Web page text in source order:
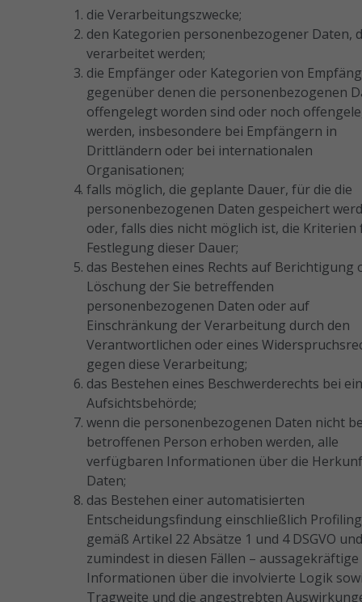
die Verarbeitungszwecke;
den Kategorien personenbezogener Daten,
verarbeitet werden;
die Empfänger oder Kategorien von
gegenüber denen die personenbezogenen
offengelegt worden sind oder noch
werden, insbesondere bei Empfängern in
Drittländern oder bei internationalen
Organisationen;
falls möglich, die geplante Dauer, für die die
personenbezogenen Daten gespeichert
oder, falls dies nicht möglich ist, die Kriterien
Festlegung dieser Dauer;
das Bestehen eines Rechts auf Berichtigung
Löschung der Sie betreffenden
personenbezogenen Daten oder auf
Einschränkung der Verarbeitung durch den
Verantwortlichen oder eines
gegen diese Verarbeitung;
das Bestehen eines Beschwerderechts bei
Aufsichtsbehörde;
wenn die personenbezogenen Daten nicht
betroffenen Person erhoben werden, alle
verfügbaren Informationen über die
Daten;
das Bestehen einer automatisierten
Entscheidungsfindung einschließlich Profiling
gemäß Artikel 22 Absätze 1 und 4 DSGVO
zumindest in diesen Fällen – aussagekräftige
Informationen über die involvierte Logik
Tragweite und die angestrebten
optional. Sie
werden
benötigt,
Website
funktioniert.
Statistik
können wir die
Funktionsweise
und Struktur
auf Basis der
Nutzung
verbessern.
Erfahrung
Damit unsere
Website
so gut wie
möglich
funktioniert.
Cookies
ablehnen,
verschwinden
einige
Funktionen